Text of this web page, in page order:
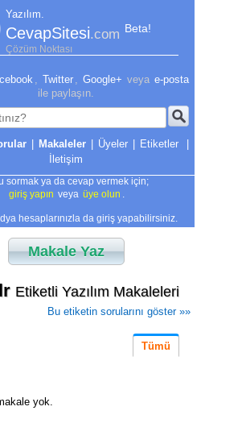
Yazılım.
CevapSitesi.com Beta!
Çözüm Noktası
Twitter Google+ veya e-posta
ile paylaşın.
| Makaleler | Üyeler | Etiketler
|
İletişim
sormak ya da cevap vermek için;
giriş yapın veya üye olun
hesaplarınızla da giriş yapabilirsiniz.
Makale Yaz
Etiketli Yazılım Makaleleri
Bu etiketin sorularını göster »»
Tümü
yok.